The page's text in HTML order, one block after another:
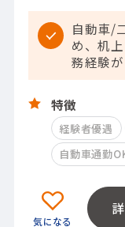
自動車/
め、机
務経験
特徴
経験者優遇
自動車通勤